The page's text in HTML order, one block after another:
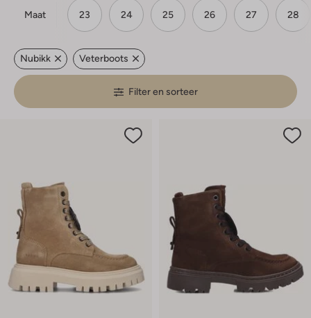
Maat 23 24 25 26 27 28
Nubikk Veterboots
Filter en sorteer